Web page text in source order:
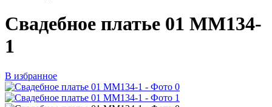
Свадебное платье 01 MM134-
1
В избранное